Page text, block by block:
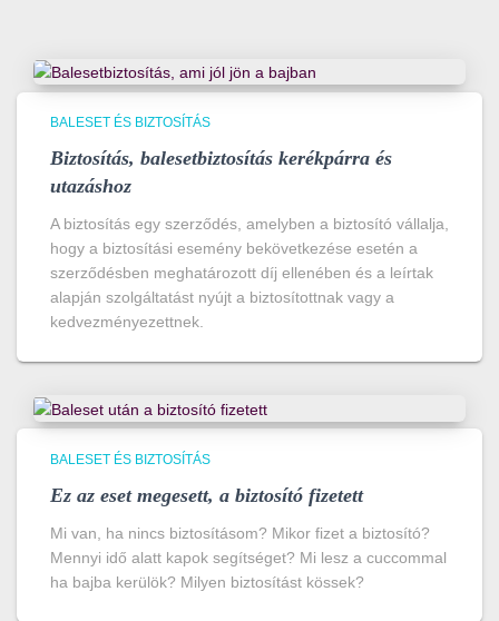
BALESET ÉS BIZTOSÍTÁS
Biztosítás, balesetbiztosítás kerékpárra és
utazáshoz
A biztosítás egy szerződés, amelyben a biztosító vállalja,
hogy a biztosítási esemény bekövetkezése esetén a
szerződésben meghatározott díj ellenében és a leírtak
alapján szolgáltatást nyújt a biztosítottnak vagy a
kedvezményezettnek.
BALESET ÉS BIZTOSÍTÁS
Ez az eset megesett, a biztosító fizetett
Mi van, ha nincs biztosításom? Mikor fizet a biztosító?
Mennyi idő alatt kapok segítséget? Mi lesz a cuccommal
ha bajba kerülök? Milyen biztosítást kössek?